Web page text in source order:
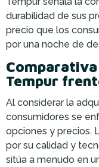
durabilidad de sus
precio que los
por una noche de
Tempur
Al considerar la
consumidores se
opciones y precios.
por su calidad y
sitúa a menudo en